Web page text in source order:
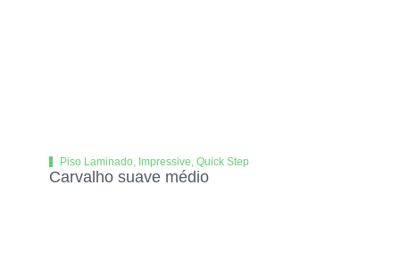
Piso Laminado, Impressive, Quick Step
Carvalho suave médio